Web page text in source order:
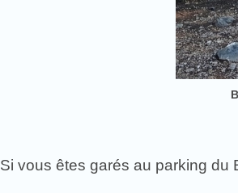
Si vous êtes garés au parking du